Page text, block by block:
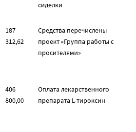
сиделки
187
312,62
Средства перечислены
проект «Группа работы с
просителями»
406
800,00
Оплата лекарственного
препарата L-тироксин